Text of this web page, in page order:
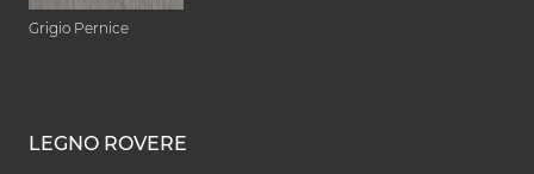
Grigio Pernice
LEGNO ROVERE